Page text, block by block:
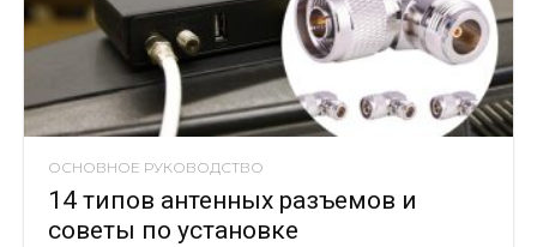
ОСНОВНОЕ РУКОВОДСТВО
14 типов антенных разъемов и
советы по установке